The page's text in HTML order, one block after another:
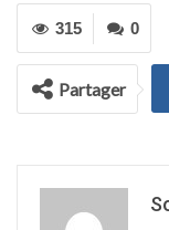
0
315
Partager